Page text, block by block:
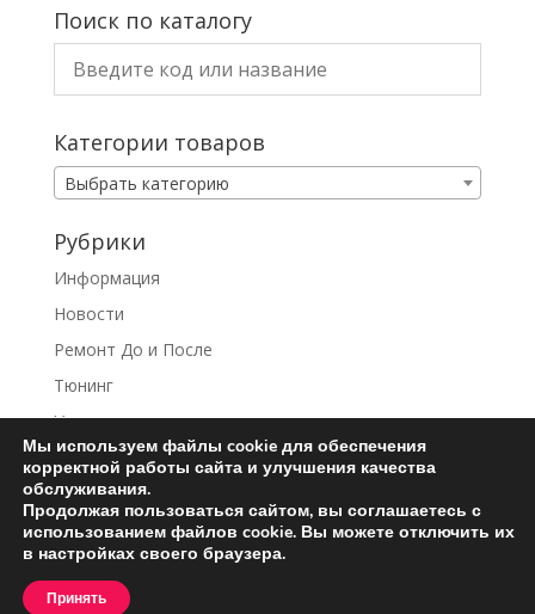
Поиск по каталогу
Категории товаров
Выбрать категорию
Рубрики
Информация
Новости
Ремонт До и После
Тюнинг
Услуги
Ремонт турбин
Контакты
Пользовательское соглашение
Мы используем файлы cookie для обеспечения
корректной работы сайта и улучшения качества
обслуживания.
Продолжая пользоваться сайтом, вы соглашаетесь с
использованием файлов cookie. Вы можете отключить их
в настройках своего браузера.
Принять